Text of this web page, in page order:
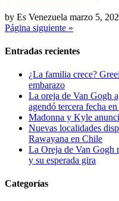
by Es Venezuela marzo 5,
Página siguiente »
Entradas recientes
¿La familia crece?
embarazo
La oreja de Van Gogh
agendó tercera fecha
Madonna y Kyle
Nuevas localidades
Rawayana en Chile
La Oreja de Van Gogh
y su esperada gira
Categorías